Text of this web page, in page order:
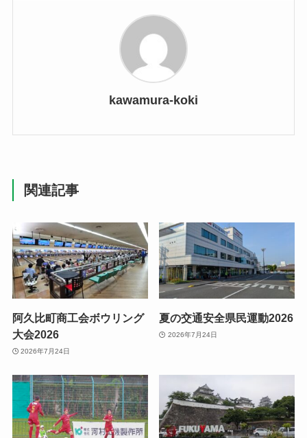
kawamura-koki
関連記事
阿久比町商工会ボウリング
大会2026
2026年7月24日
夏の交通安全県民運動2026
2026年7月24日